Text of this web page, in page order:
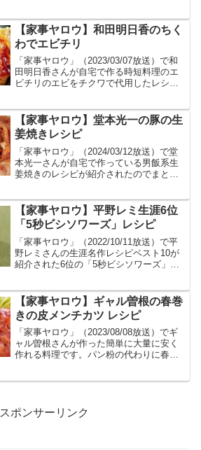
【家事ヤロウ】和田明日香のちく
わでエビチリ
「家事ヤロウ」（2023/03/07放送）で和
田明日香さんが自宅で作る時短料理のエ
ビチリのエビをチクワで代用したレシピ
【家事ヤロウ】堂本光一の豚の生
姜焼きレシピ
「家事ヤロウ」（2024/03/12放送）で堂
本光一さんが自宅で作っている男飯系生
姜焼きのレシピが紹介されたのでまとめ
【家事ヤロウ】平野レミ生涯6位
「5秒ビシソワーズ」レシピ
「家事ヤロウ」（2022/10/11放送）で平
野レミさんの生涯名作レシピベスト10が
紹介された6位の「5秒ビシソワーズ」を
【家事ヤロウ】ギャル曽根の春巻
きの皮メンチカツ レシピ
「家事ヤロウ」（2023/08/08放送）でギ
ャル曽根さんが作った簡単に大量に安く
作れる料理です。パン粉の代わりに春巻
スポンサーリンク